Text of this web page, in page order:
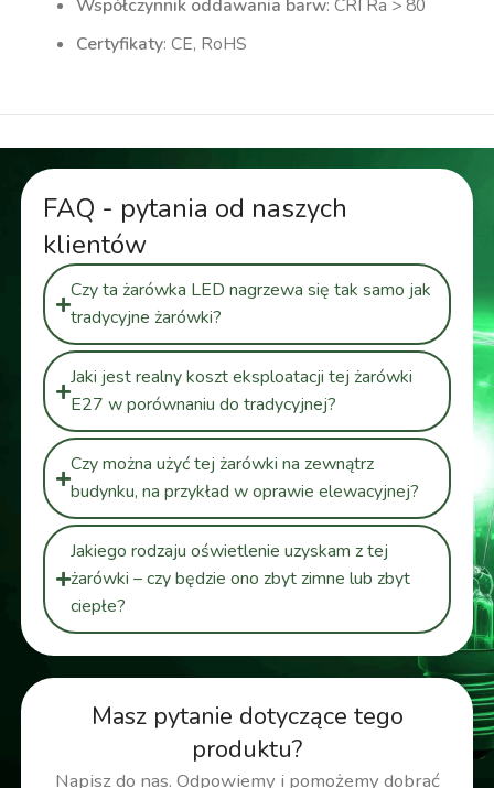
Współczynnik oddawania barw: CRI Ra > 80
Certyfikaty: CE, RoHS
Masz pytanie dotyczące tego
produktu?
Napisz do nas. Odpowiemy i pomożemy dobrać
FAQ - pytania od naszych
klientów
Czy ta żarówka LED nagrzewa się tak samo jak
tradycyjne żarówki?
Jaki jest realny koszt eksploatacji tej żarówki
E27 w porównaniu do tradycyjnej?
Czy można użyć tej żarówki na zewnątrz
budynku, na przykład w oprawie elewacyjnej?
Jakiego rodzaju oświetlenie uzyskam z tej
żarówki – czy będzie ono zbyt zimne lub zbyt
ciepłe?